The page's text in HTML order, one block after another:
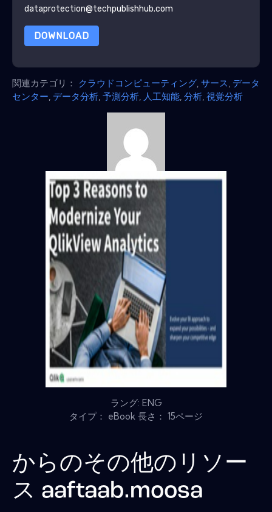
dataprotection@techpublishhub.com
DOWNLOAD
関連カテゴリ： クラウドコンピューティング サース データ
センター データ分析 予測分析 人工知能 分析 視覚分析
ラング: ENG
タイプ： eBook 長さ： 15ページ
からのその他のリソー
ス aaftaab.moosa